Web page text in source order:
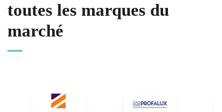
toutes les marques du
marché